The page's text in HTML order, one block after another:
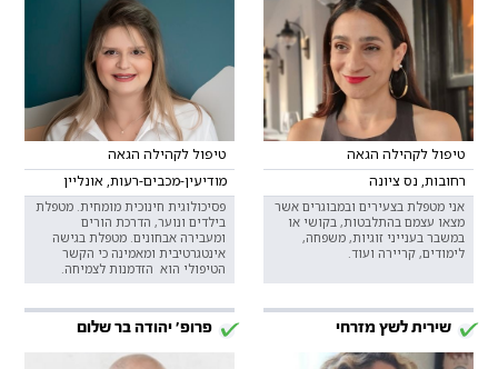
טיפול לקהילה הגאה
רחובות, נס ציונה
אני מטפלת בצעירים ובמבוגרים אשר
מצאו עצמם בהתלבטות, בקושי או
במשבר בענייני זוגיות, משפחה,
לימודים, קריירה ועוד.
טיפול לקהילה הגאה
מודיעין-מכבים-רעות, אונליין
פסיכולוגית חינוכית מומחית. מטפלת
בילדים ונוער, הדרכת הורים
ומעבירה אבחונים. מטפלת בגישה
אינטגרטיבית ומאמינה כי הקשר
הטיפולי הוא הזדמנות לצמיחה.
שירית לשץ מזרחי פרופ' יהודה בר שלום